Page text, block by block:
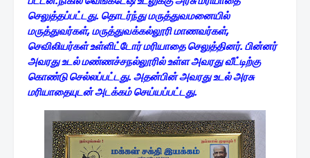
செலுத்தப்பட்டது. தொடர்ந்து மருத்துவமனையில்
மருத்துவர்கள், மருத்துவக்கல்லூரி மாணவர்கள்,
செவிலியர்கள் உள்ளிட்டோர் மரியாதை செலுத்தினர். பின்னர்
அவரது உடல் மண்ணச்சநல்லூரில் உள்ள அவரது வீட்டிற்கு
கொண்டு செல்லப்பட்டது. அதன்பின் அவரது உடல் அரசு
மரியாதையுடன் அடக்கம் செய்யப்பட்டது.